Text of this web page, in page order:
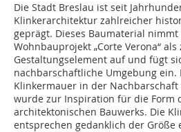
Die Stadt Breslau ist seit
Klinkerarchitektur zahlreicher
geprägt. Dieses Baumaterial
Wohnbauprojekt „Corte Verona“ als
Gestaltungselement auf und fügt
nachbarschaftliche Umgebung ein.
Klinkermauer in der Nachbarschaft
wurde zur Inspiration für die Form
architektonischen Bauwerks. Die
entsprechen gedanklich der Größe